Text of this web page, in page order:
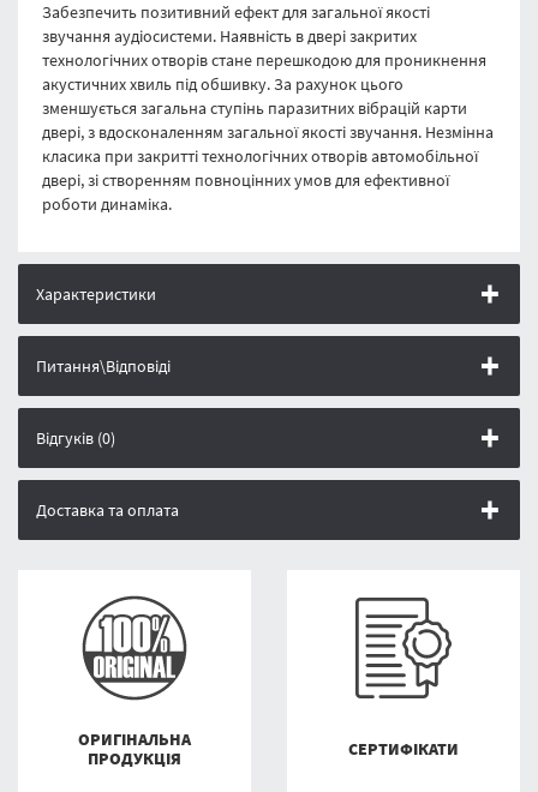
Забезпечить позитивний ефект для загальної якості
звучання аудіосистеми. Наявність в двері закритих
технологічних отворів стане перешкодою для проникнення
акустичних хвиль під обшивку. За рахунок цього
зменшується загальна ступінь паразитних вібрацій карти
двері, з вдосконаленням загальної якості звучання. Незмінна
класика при закритті технологічних отворів автомобільної
двері, зі створенням повноцінних умов для ефективної
роботи динаміка.
Характеристики
Питання\Відповіді
Відгуків (0)
Доставка та оплата
ОРИГІНАЛЬНА
ПРОДУКЦІЯ
СЕРТИФІКАТИ